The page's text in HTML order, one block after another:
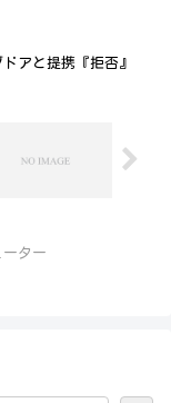
アと提携『拒否』
ーター